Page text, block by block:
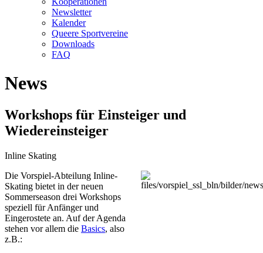
Newsletter
Kalender
Queere Sportvereine
Downloads
FAQ
News
Workshops für Einsteiger und
Wiedereinsteiger
Inline Skating
Die Vorspiel-Abteilung Inline-
Skating bietet in der neuen
Sommerseason drei Workshops
speziell für Anfänger und
Eingerostete an. Auf der Agenda
stehen vor allem die Basics, also
z.B.: